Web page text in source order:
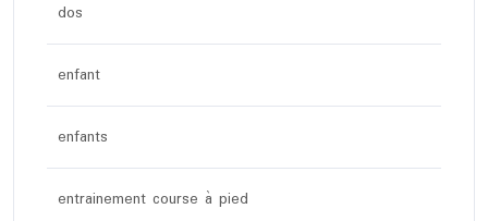
dos
enfant
enfants
entrainement course à pied